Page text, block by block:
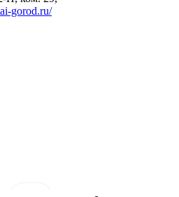
gorod.ru/